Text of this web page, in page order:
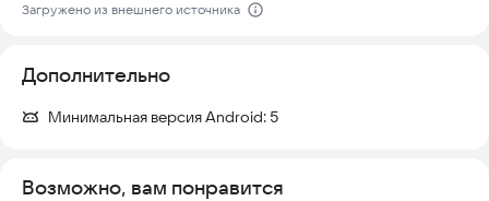
ОГРН 304434536100165
Скачайте приложение и попробуйте наши блюда прямо
Загружено из внешнего источника
Дополнительно
Минимальная версия Android: 5
Возможно, вам понравится